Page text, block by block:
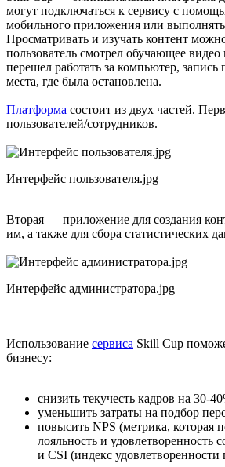
могут подключаться к сервису с
мобильного приложения или выполнять
Просматривать и изучать контент
пользователь смотрел обучающее
перешел работать за компьютер, запись
места, где была остановлена.
Платформа состоит из двух частей.
пользователей/сотрудников.
Интерфейс пользователя.jpg
Вторая — приложение для создания
им, а также для сбора статистических
Интерфейс администратора.jpg
Использование сервиса Skill Cup
бизнесу:
снизить текучесть кадров на 30-
уменьшить затраты на подбор
повысить NPS (метрика, которая
лояльность и удовлетворенность
и CSI (индекс удовлетворенности